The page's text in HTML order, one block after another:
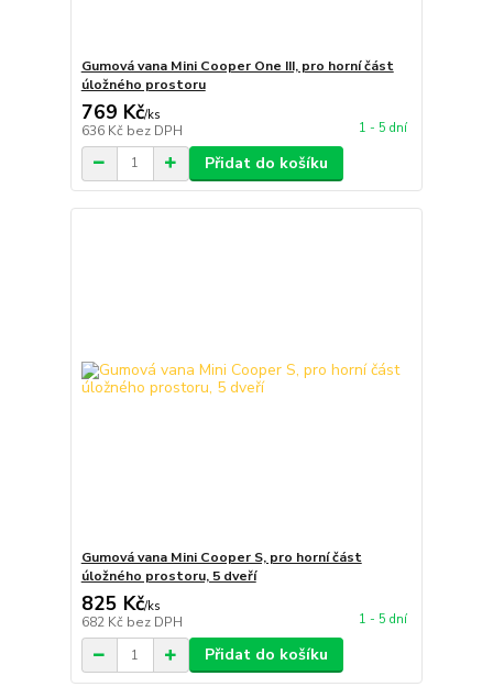
Gumová vana Mini Cooper One III, pro horní část
úložného prostoru
769 Kč/ks
636 Kč bez DPH 1 - 5 dní
Přidat do košíku
Gumová vana Mini Cooper S, pro horní část
úložného prostoru, 5 dveří
825 Kč/ks
682 Kč bez DPH 1 - 5 dní
Přidat do košíku